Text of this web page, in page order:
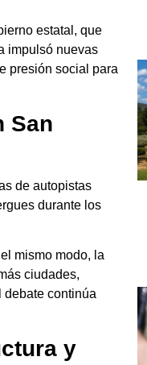
estatal, que
impulsó nuevas
presión social para
San
de autopistas
durante los
mismo modo, la
ciudades,
debate continúa
y